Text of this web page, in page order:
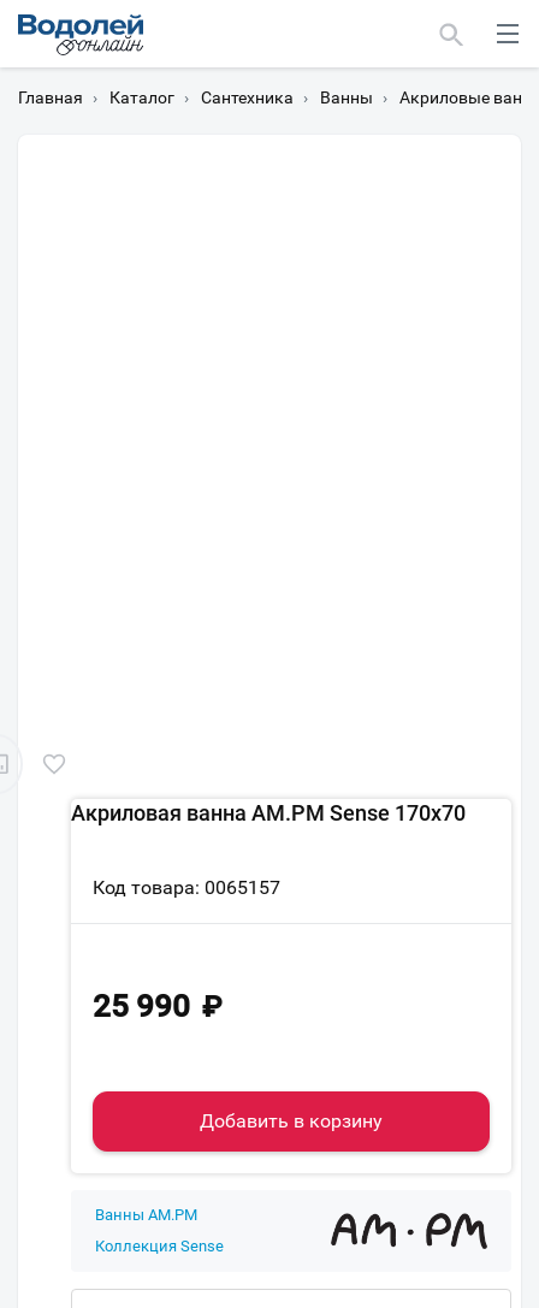
Главная › Каталог › Сантехника › Ванны › Акриловые
Акриловая ванна AM.PM Sense 170х70
Код товара: 0065157
25 990 ₽
Добавить в корзину
Ванны AM.PM
Коллекция Sense